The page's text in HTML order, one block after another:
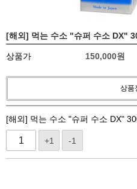
[해외] 먹는 수소 "슈퍼 수소 DX"
상품가 150,000원
상품
[해외] 먹는 수소 "슈퍼 수소 DX"
+1 -1